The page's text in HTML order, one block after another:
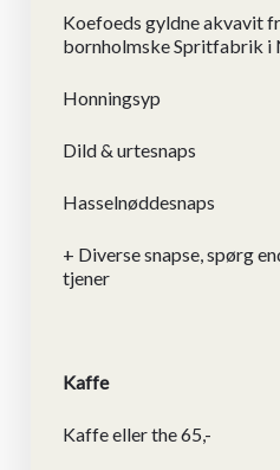
Koefoeds gyldne akvavit
bornholmske Spritfabrik i
Honningsyp
Dild & urtesnaps
Hasselnøddesnaps
+ Diverse snapse, spørg
tjener
Kaffe
Kaffe eller the 65,-